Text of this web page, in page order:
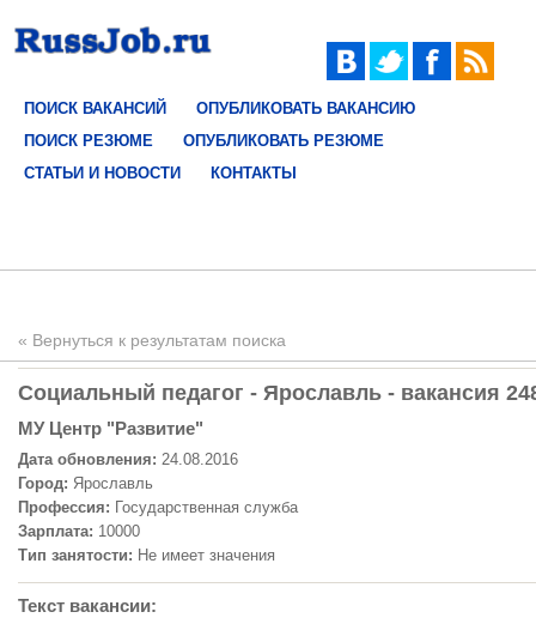
ПОИСК ВАКАНСИЙ
ОПУБЛИКОВАТЬ ВАКАНСИЮ
ПОИСК РЕЗЮМЕ
ОПУБЛИКОВАТЬ РЕЗЮМЕ
СТАТЬИ И НОВОСТИ
КОНТАКТЫ
« Вернуться к результатам поиска
Социальный педагог - Ярославль - вакансия
МУ Центр "Развитие"
Дата обновления: 24.08.2016
Город: Ярославль
Профессия: Государственная служба
Зарплата: 10000
Тип занятости: Не имеет значения
Текст вакансии: